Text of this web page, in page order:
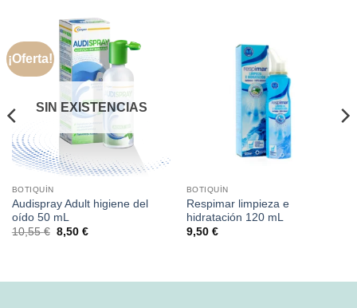
¡Oferta!
SIN EXISTENCIAS
BOTIQUÍN
Audispray Adult higiene del
oído 50 mL
10,55€ El
8,50 €El
BOTIQUÍN
Respimar limpieza e
hidratación 120 mL
9,50 €